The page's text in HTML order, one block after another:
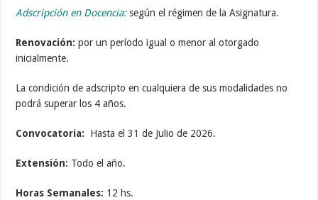
Adscripción en Docencia:según el régimen de la Asignatura.
Renovación:por un período igual o menor al otorgado
inicialmente.
La condición de adscripto en cualquiera de sus modalidades no
podrá superar los 4 años.
Convocatoria: Hasta el 31 de Julio de 2026.
Extensión: Todo el año.
Horas Semanales: 12 hs.